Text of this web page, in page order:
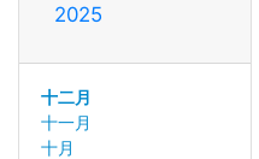
2025
十二月
十一月
十月